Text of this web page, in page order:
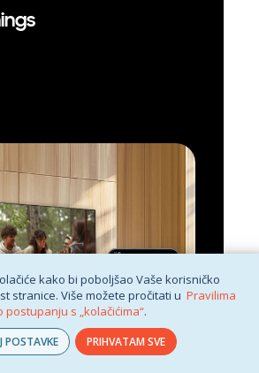
kako bi poboljšao Vaše korisničko
stranice. Više možete pročitati u Pravilima
postupanju s „kolačićima“.
POSTAVKE PRIHVATAM SVE